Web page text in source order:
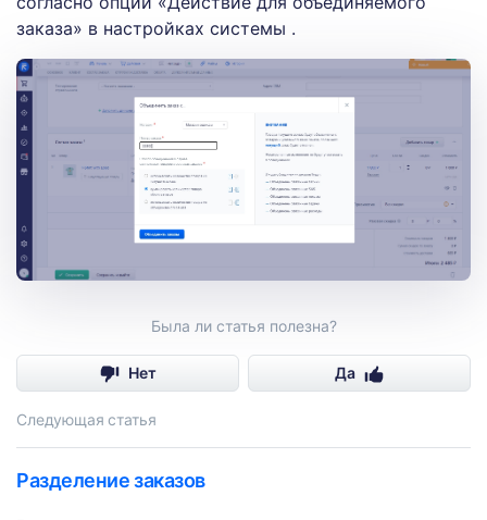
заказа» в настройках системы .
Была ли статья полезна?
Нет Да
Следующая статья
Разделение заказов